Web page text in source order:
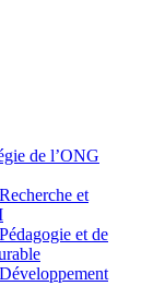
de l’ONG
et
et de